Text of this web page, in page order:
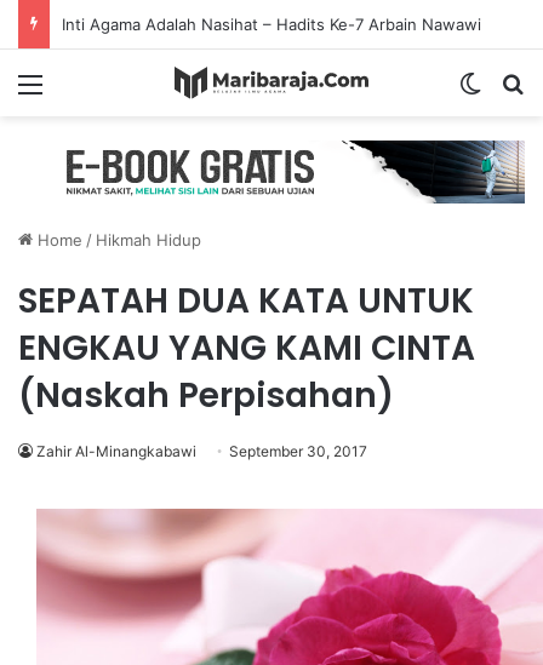
Home / Hikmah Hidup
SEPATAH DUA KATA UNTUK
ENGKAU YANG KAMI CINTA
(Naskah Perpisahan)
Zahir Al-Minangkabawi September 30, 2017